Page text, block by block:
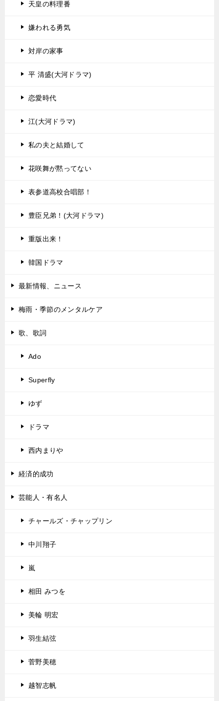
天皇の料理番
嫌われる勇気
対岸の家事
平 清盛(大河ドラマ)
恋愛時代
江(大河ドラマ)
私の夫と結婚して
花咲舞が黙ってない
表参道高校合唱部！
豊臣兄弟！(大河ドラマ)
重版出来！
韓国ドラマ
最新情報、ニュース
梅雨・季節のメンタルケア
歌、歌詞
Ado
Superfly
ゆず
ドラマ
西内まりや
経済的成功
芸能人・有名人
チャールズ・チャップリン
中川翔子
嵐
相田 みつを
美輪 明宏
羽生結弦
菅野美穂
越智志帆